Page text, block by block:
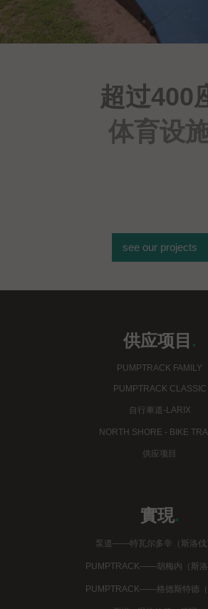
超过400
体育设
see our projects
供应项目 .
PUMPTRACK FAMILY
PUMPTRACK CLASSIC
自行車道-LARIX
NORTH SHORE - BIKE
供应项目
實現.
泵道——特瓦尔多辛（斯洛伐
PUMPTRACK——胡梅内（斯洛
PUMPTRACK——格德斯特德（